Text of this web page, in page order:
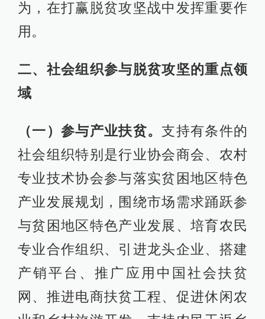
为，在打赢脱贫攻坚战中发挥重要作
用。
二、社会组织参与脱贫攻坚的重点领
域
（一）参与产业扶贫。 支持有条件的
社会组织特别是行业协会商会、农村
专业技术协会参与落实贫困地区特色
产业发展规划，围绕市场需求踊跃参
与贫困地区特色产业发展、培育农民
专业合作组织、引进龙头企业、搭建
产销平台、推广应用中国社会扶贫
网、推进电商扶贫工程、促进休闲农